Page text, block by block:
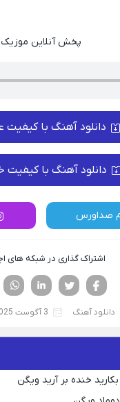
پخش آنلاین موزیک
دانلود آهنگ با کیفیت
دانلود آهنگ با کیفیت
صداورس
اشتراک گذاری در شبکه های
تویتر
فیسوک
دانلود آهنگ 3 آگوست 2025
خنده بر آرید ویگن